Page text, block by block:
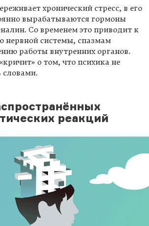
хронический стресс, в его
вырабатываются гормоны
Со временем это приводит к
нервной системы, спазмам
работы внутренних органов.
о том, что психика не
реакций